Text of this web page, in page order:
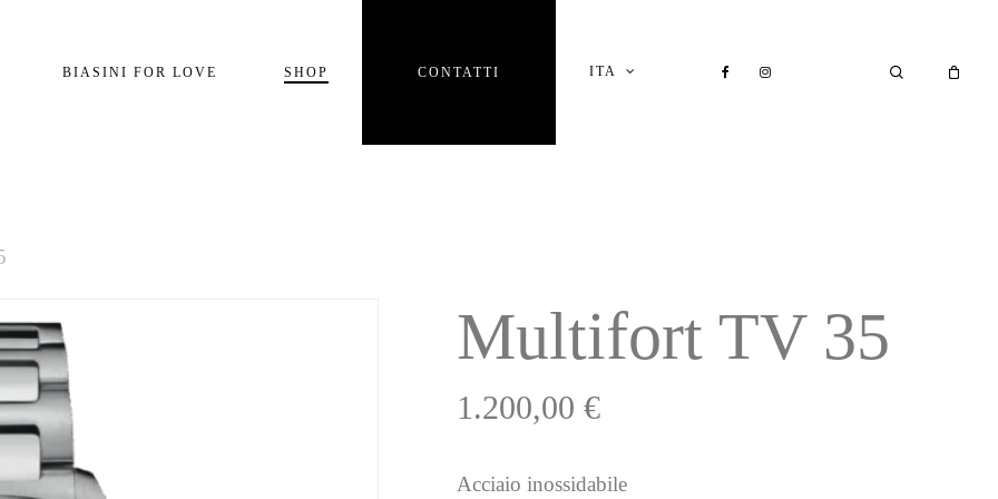
BIASINI FOR LOVE SHOP CONTATTI ITA FACEBOOKINSTAGRAM SEARCH
Multifort TV 35
1.200,00€
Acciaio inossidabile